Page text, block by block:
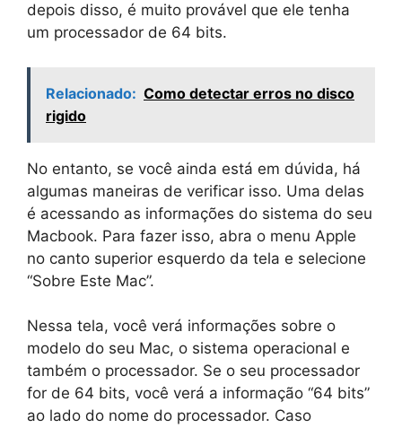
depois disso, é muito provável que ele tenha
um processador de 64 bits.
Relacionado: Como detectar erros no disco
rigido
No entanto, se você ainda está em dúvida, há
algumas maneiras de verificar isso. Uma delas
é acessando as informações do sistema do seu
Macbook. Para fazer isso, abra o menu Apple
no canto superior esquerdo da tela e selecione
“Sobre Este Mac”.
Nessa tela, você verá informações sobre o
modelo do seu Mac, o sistema operacional e
também o processador. Se o seu processador
for de 64 bits, você verá a informação “64 bits”
ao lado do nome do processador. Caso